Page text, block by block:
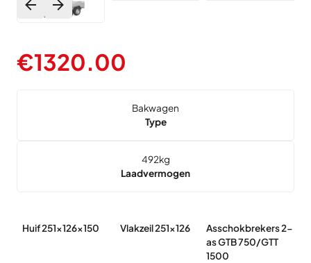
€1320.00
Bakwagen
Type
492kg
Laadvermogen
Huif 251x126x150 Vlakzeil 251x126
Asschokbrekers 2-
as GTB 750/GTT
1500